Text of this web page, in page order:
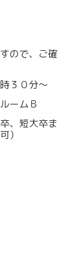
ので、ご確
３０分～
ームＢ
、短大卒ま
）